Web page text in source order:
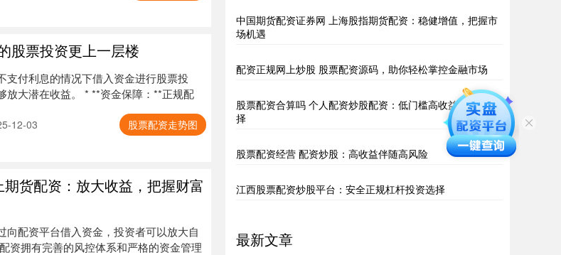
股票投资更上一层楼
支付利息的情况下借入资金进行股票投
放大潜在收益。 * **资金保障：**正规配
12-03
股票配资走势图
货配资：放大收益，把握财富
配资平台借入资金，投资者可以放大自
资拥有完善的风控体系和严格的资金管理
中国期货配资证券网 上海股指期货配资：稳健增值，把握市
场机遇
配资正规网上炒股 股票配资源码，助你轻松掌控金融市场
股票配资合算吗 个人配资炒股配资：低门槛高收益的投资选
择
股票配资经营 配资炒股：高收益伴随高风险
江西股票配资炒股平台：安全正规杠杆投资选择
最新文章